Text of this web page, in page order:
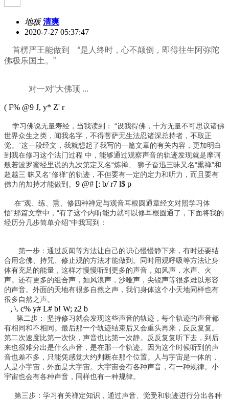
地板 清爽
2020-7-27 05:37:47
首楞严王能做到 “是人终时，心不颠倒，即得往生阿弥陀
佛极乐国土。”
对一对“大佛顶 ...
( F% @9 J, y* Z' r
学习佛说无量寿经，当我读到： “设我得佛，十方无量不可思议诸佛
世界众生之类，闻我名字，不得菩萨无生法忍诸深总持者，不取正
觉。”这一段经文，我就想起了我写的一篇文章的有关内容，更加明白
到我在修习这个法门过程 中，能够通过观察声音的轨迹发现就是摩诃
般若波罗蜜经里说的九次第定又名“炼禅、 狮子奋迅三昧又名“熏禅”和
超越三 昧又名“修禅”的轨迹，不但要有一定的定力和听力，而且要有
佛力的加持才能做到。 9 @# [: b/ r7 l$ p
在“观、练、熏、修四种禅定与观音耳根圆通章经文对照学习体
悟”那篇文章中，“有了这个内听能力就可以修耳根圆通了，下面将我的
经历分几步简单介绍”中我写到：
第一步：通过反闻等方法让自己的识心慢慢静下来，有时还要结
合用念佛、持咒、修止观的方法才能做到。同时用观呼吸等方法让身
体有充足的能量，这样才慢慢听到更多的声音，如风声，水声、火
声。还有更多的组合声，如风浪声，沙哑声，尖锐声等很多难以形容
的声音。外面的天地有很多自然之声，我们身体这个小天地同样也有
很多自然之声。
, \. c% y# L# b! W; z2 b
第二步： 坚持修习就会发现这些声音的轨迹，每个轨迹的声音都
有相同和不相同。最后那一个轨迹结束后又会重头再来，反反复复。
第二次速度比第一次快，声音也比第一次静。反反复复听下去，到后
来也很难分出是什么声音，是在那一个轨迹。因为这个时候听到的声
音也差不多，只能凭感觉大约判断在那个位置。人与宇宙是一体的，
人是小宇宙，外面是大宇宙。大宇宙会有各种声音，有一种规律。小
宇宙也会有各种声音，同样也有一种规律。
第三步：学习有关禅定知识，通过声音、觉受和轨迹进行分出各种